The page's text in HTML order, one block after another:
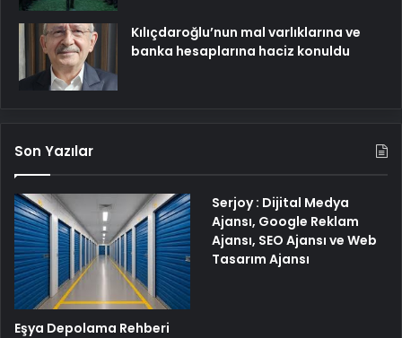
Kılıçdaroğlu’nun mal varlıklarına ve
banka hesaplarına haciz konuldu
Son Yazılar
Eşya Depolama Rehberi
Serjoy : Dijital Medya
Ajansı, Google Reklam
Ajansı, SEO Ajansı ve Web
Tasarım Ajansı